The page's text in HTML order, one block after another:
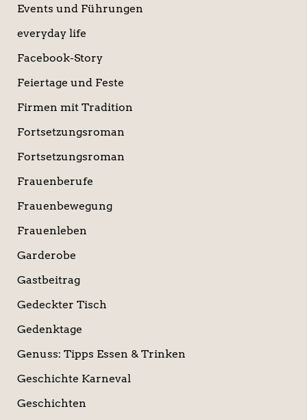
Events und Führungen
everyday life
Facebook-Story
Feiertage und Feste
Firmen mit Tradition
Fortsetzungsroman
Fortsetzungsroman
Frauenberufe
Frauenbewegung
Frauenleben
Garderobe
Gastbeitrag
Gedeckter Tisch
Gedenktage
Genuss: Tipps Essen & Trinken
Geschichte Karneval
Geschichten